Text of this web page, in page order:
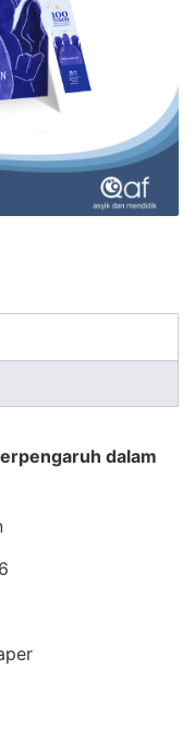
dalam